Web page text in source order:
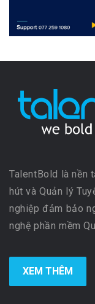
TalentBold là nền
hút và Quản lý
nghiệp đảm bảo
nghệ phần mềm
XEM THÊM